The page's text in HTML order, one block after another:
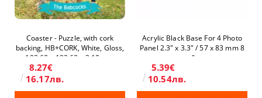
Coaster - Puzzle, with cork
backing, HB+CORK, White, Gloss,
193.68 x 193.68 х 3.18 mm
8.27€
16.17лв.
Acrylic Black Base For 4 Photo
Panel 2.3" x 3.3" / 57 x 83 mm 8
pcs/box
5.39€
10.54лв.